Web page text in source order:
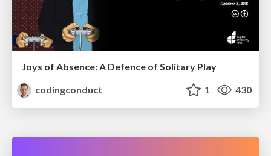
Joys of Absence: A Defence of Solitary Play
codingconduct
1 430